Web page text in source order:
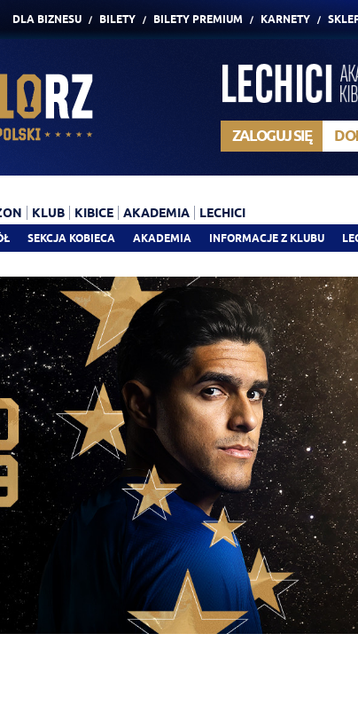
DLA BIZNESU BILETY BILETY PREMIUM KARNETY
ZALOGUJ SIĘ
SEKCJA KOBIECA AKADEMIA INFORMACJE Z KLUBU
KLUB KIBICE AKADEMIA LECHICI